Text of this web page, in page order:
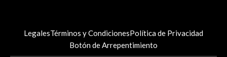
LegalesTérminos y CondicionesPolítica de Privacidad
Botón de Arrepentimiento